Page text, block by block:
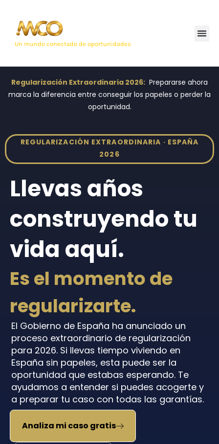
Un mundo conectado de oportunidades
Regularización Extraordinaria 2026: Prepararse ahora
marca la diferencia entre conseguir los papeles o perder la
oportunidad.
REGULARIZACIÓN EXTRAORDINARIA · ESPAÑA
2026
Llevas años
construyendo tu
vida aquí.
Es el momento de
regularizarte.
El Gobierno de España ha anunciado un
proceso extraordinario de regularización
para 2026. Si llevas tiempo viviendo en
España sin papeles, esta puede ser la
oportunidad que estabas esperando. Te
ayudamos a entender si puedes acogerte y
a preparar tu caso con todas las garantías.
Analiza mi caso gratis